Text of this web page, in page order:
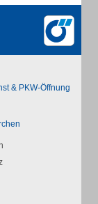
& PKW-Öffnung